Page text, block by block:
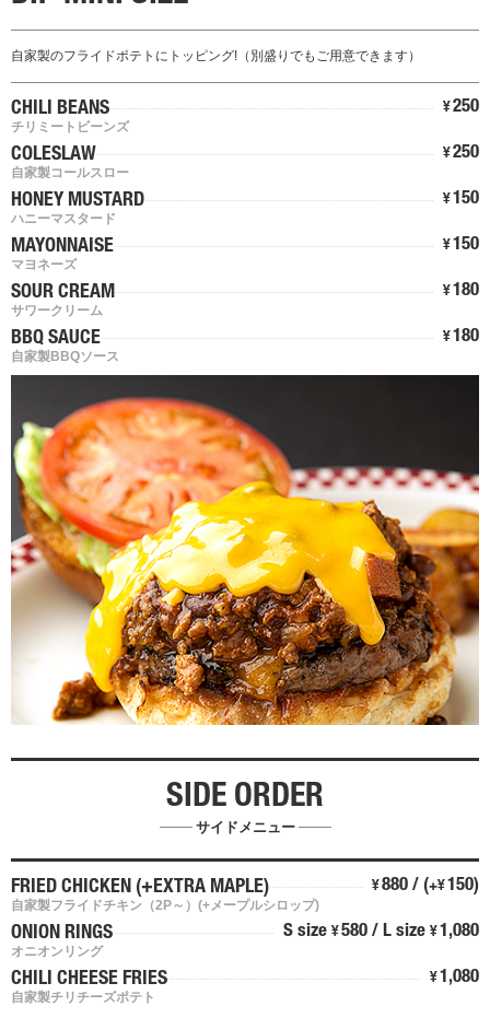
自家製のフライドポテトにトッピング!（別盛りでもご用意できます）
CHILI BEANS
チリミートビーンズ
¥ 250
COLESLAW
自家製コールスロー
¥ 250
HONEY MUSTARD
ハニーマスタード
¥ 150
MAYONNAISE
マヨネーズ
¥ 150
SOUR CREAM
サワークリーム
¥ 180
BBQ SAUCE
自家製BBQソース
¥ 180
SIDE ORDER
サイドメニュー
FRIED CHICKEN (+EXTRA MAPLE)
自家製フライドチキン（2P～）(+メープルシロップ)
¥ 880 / (+¥ 150)
ONION RINGS
オニオンリング
S size ¥ 580 / L size ¥ 1,080
CHILI CHEESE FRIES
自家製チリチーズポテト
¥ 1,080